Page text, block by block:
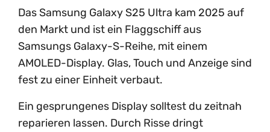
Das Samsung Galaxy S25 Ultra kam 2025 auf
den Markt und ist ein Flaggschiff aus
Samsungs Galaxy-S-Reihe, mit einem
AMOLED-Display. Glas, Touch und Anzeige sind
fest zu einer Einheit verbaut.
Ein gesprungenes Display solltest du zeitnah
reparieren lassen. Durch Risse dringt